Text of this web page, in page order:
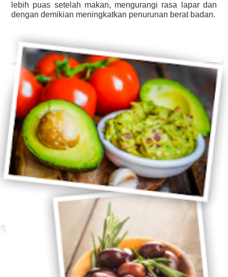
lebih puas setelah makan, mengurangi rasa lapar dan
dengan demikian meningkatkan penurunan berat badan.